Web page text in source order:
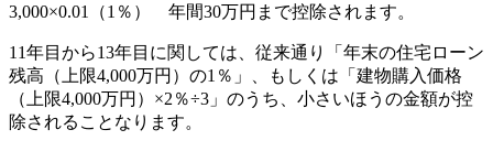
3,000×0.01（1％） 年間30万円まで控除されます。
11年目から13年目に関しては、従来通り「年末の住宅ローン
残高（上限4,000万円）の1％」、もしくは「建物購入価格
（上限4,000万円）×2％÷3」のうち、小さいほうの金額が控
除されることなります。